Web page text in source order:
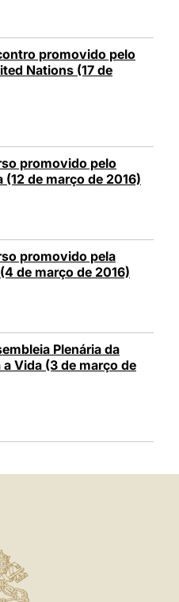
promovido pelo
Nations (17 de
promovido pelo
de março de 2016)
promovido pela
de março de 2016)
Plenária da
Vida (3 de março de